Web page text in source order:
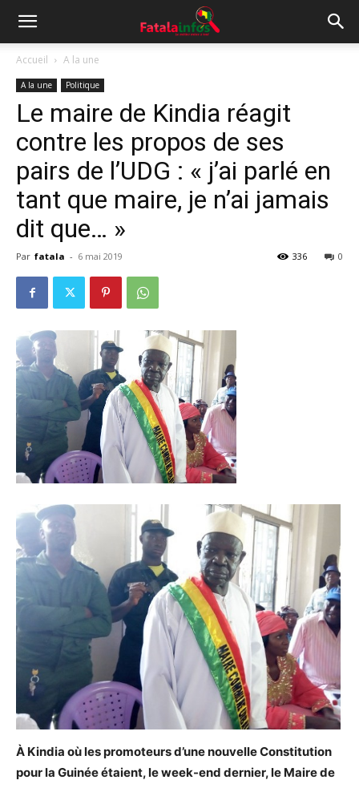
Accueil A la une
A la une Politique
Le maire de Kindia réagit
contre les propos de ses
pairs de l’UDG : « j’ai parlé en
tant que maire, je n’ai jamais
dit que… »
Par fatala - 6 mai 2019 0
336
À Kindia où les promoteurs d’une nouvelle Constitution
pour la Guinée étaient, le week-end dernier, le Maire de